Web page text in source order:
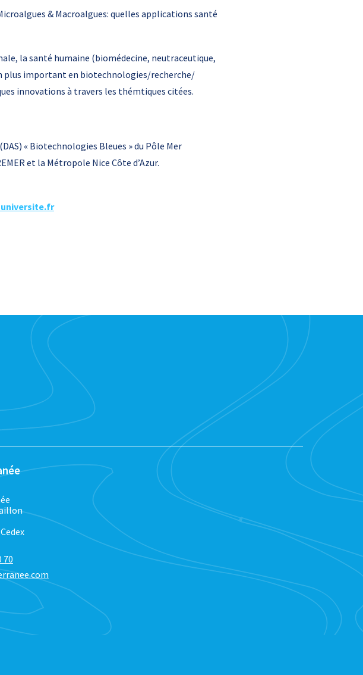
& Macroalgues: quelles applications santé
la santé humaine (biomédecine, neutraceutique,
plus important en biotechnologies/recherche/
innovations à travers les thémtiques citées.
« Biotechnologies Bleues » du Pôle Mer
et la Métropole Nice Côte d’Azur.
70